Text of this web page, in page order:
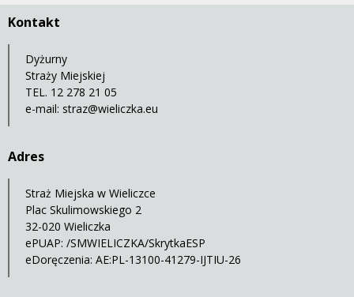
Kontakt
Dyżurny
Straży Miejskiej
TEL. 12 278 21 05
e-mail: straz@wieliczka.eu
Adres
Straż Miejska w Wieliczce
Plac Skulimowskiego 2
32-020 Wieliczka
ePUAP: /SMWIELICZKA/SkrytkaESP
eDoręczenia: AE:PL-13100-41279-IJTIU-26